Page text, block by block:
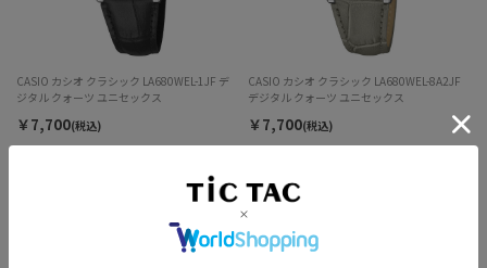
CASIO カシオ クラシック LA680WEL-1JF デ
ジタル クォーツ ユニセックス
￥7,700(税込)
CASIO カシオ クラシック LA680WEL-8A2JF
デジタル クォーツ ユニセックス
￥7,700(税込)